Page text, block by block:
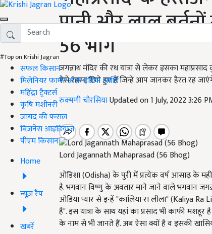
#Top on Krishi Jagran
सफल किसान
मिलेनियर फार्मर ऑफ इंडिया अवॉर्ड
महिंद्रा ट्रैक्टर्स
कृषि मशीनरी
जायद की फसल
बिज़नेस आइडियाज
पीएम किसान
Home
न्यूज़ रैप
खबरें
पानी और लाल
56 भोग
जगन्नाथ मंदिर की रथ यात्रा से लेकर इसका
ऐसे रहस्य छिपे हुए हैं जिन्हें आप जानकर हैरत रह
रुक्मणी चौरसियाUpdated on 1 July, 2022 3:26
Lord Jagannath Mahaprasad (56 Bhog)
ओडिशा (Odisha) के पुरी में प्रत्येक वर्ष आसाढ़ के
है. भगवान विष्णु के अवतार माने जाने वाले भगवान
ओडिया प्यार से इन्हें "कालिया रा लीला" (Kaliya
हैं". इस यात्रा के साथ यहां का प्रसाद भी काफी
के नाम से भी जानते हैं. अब ऐसा क्यों है व इसकी